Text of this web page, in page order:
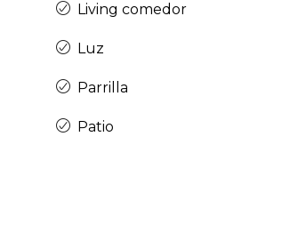
Living comedor
Luz
Parrilla
Patio